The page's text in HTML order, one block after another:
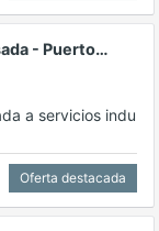
- Puerto…
a servicios indu
Oferta destacada